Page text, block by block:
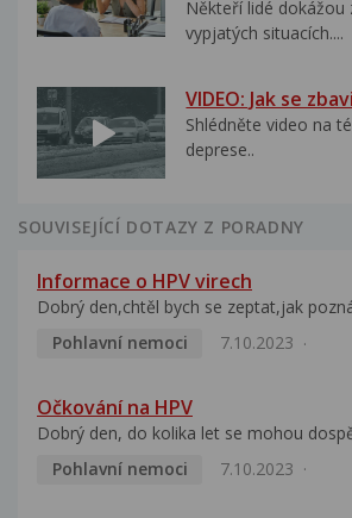
Někteří lidé dokážou
vypjatých situacích....
VIDEO: Jak se
Shlédněte video na
deprese..
SOUVISEJÍCÍ DOTAZY Z PORADNY
Informace o HPV virech
Dobrý den,chtěl bych se zeptat,jak
Pohlavní nemoci
7.10.2023
Očkování na HPV
Dobrý den, do kolika let se mohou
Pohlavní nemoci
7.10.2023